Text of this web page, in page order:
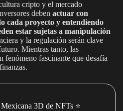
cripto y el mercado
deben actuar con
cada proyecto y entendiendo
estar sujetas a manipulación
y la regulación serán clave
Mientras tanto, las
fenómeno fascinante que desafía
3D de NFTs ⭐️